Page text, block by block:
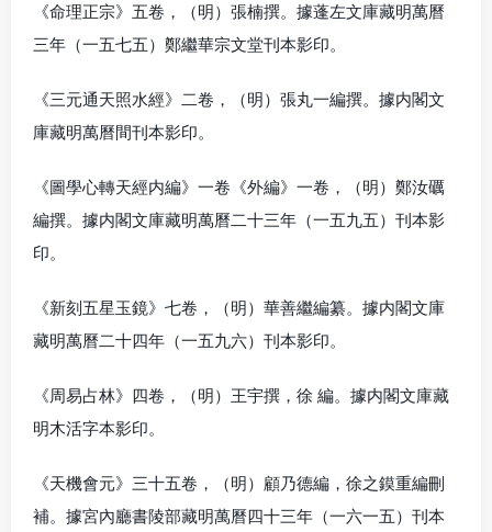
《命理正宗》五卷，（明）張楠撰。據蓬左文庫藏明萬曆
三年（一五七五）鄭繼華宗文堂刊本影印。
《三元通天照水經》二卷，（明）張丸一編撰。據内閣文
庫藏明萬曆間刊本影印。
《圖學心轉天經内編》一卷《外編》一卷，（明）鄭汝礪
編撰。據内閣文庫藏明萬曆二十三年（一五九五）刊本影
印。
《新刻五星玉鏡》七卷，（明）華善繼編纂。據内閣文庫
藏明萬曆二十四年（一五九六）刊本影印。
《周易占林》四卷，（明）王宇撰，徐 編。據内閣文庫藏
明木活字本影印。
《天機會元》三十五卷，（明）顧乃德編，徐之鏌重編刪
補。據宮內廳書陵部藏明萬曆四十三年（一六一五）刊本